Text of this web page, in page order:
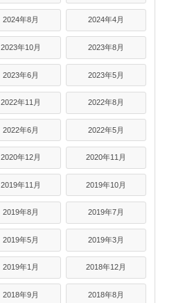
2024年8月 2024年4月
2023年10月 2023年8月
2023年6月 2023年5月
2022年11月 2022年8月
2022年6月 2022年5月
2020年12月 2020年11月
2019年11月 2019年10月
2019年8月 2019年7月
2019年5月 2019年3月
2019年1月 2018年12月
2018年9月 2018年8月